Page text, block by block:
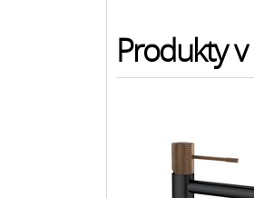
Produkty